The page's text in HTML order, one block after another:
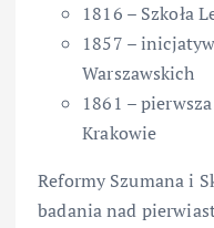
1816 – Szkoła
1857 –
Warszawskich
1861 –
Krakowie
Reformy Szumana i
badania nad